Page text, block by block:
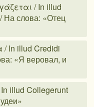
/ In illud
На слова: «Отец
In illud Credidi
«Я веровал, и
In illud Collegerunt